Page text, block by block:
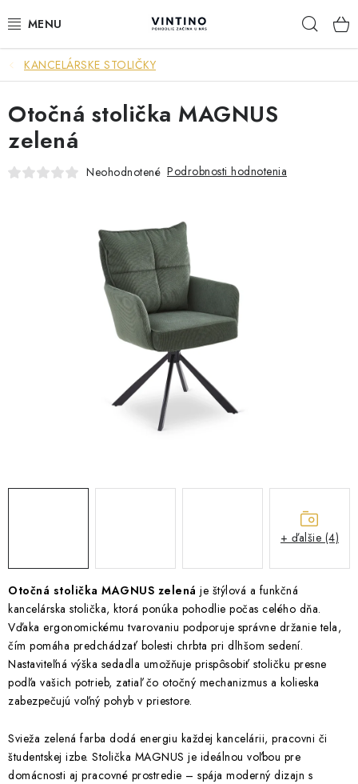
na
NÁBYTOK
VÝPREDAJ
ZÁVESNÉ HOJDACIE KRESLÁ
JEDÁLENSKÉ STOLY
JEDÁLENSKÉ STOLIČKY
STOJANY A REGÁLY
SKRIŇA NA TOPANKY
FAQ - NAJČASTEJŠIE OTÁZKY
Všeobecné obchodné podmienky
Reklamácia vrátenie tovaru
Kontakty
KANCELÁRSKE STOLIČKY
Otočná stolička MAGNUS zelená je štýlová a funkčná
kancelárska stolička, ktorá ponúka pohodlie počas celého dňa.
Vďaka ergonomickému tvarovaniu podporuje správne držanie tela,
čím pomáha predchádzať bolesti chrbta pri dlhšom sedení.
Nastaviteľná výška sedadla umožňuje prispôsobiť stoličku presne
podľa vašich potrieb, zatiaľ čo otočný mechanizmus a kolieska
zabezpečujú voľný pohyb v priestore.
Svieža zelená farba dodá energiu každej kancelárii, pracovni či
študentskej izbe. Stolička MAGNUS je ideálnou voľbou pre
domácnosti aj pracovné prostredie – spája moderný dizajn s
Otočná stolička MAGNUS
zelená
Neohodnotené Podrobnosti hodnotenia
+ ďalšie (4)